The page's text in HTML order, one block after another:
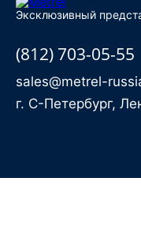
Эксклюзивный
(812) 703-05-55
sales@metrel-
г. С-Петербург,